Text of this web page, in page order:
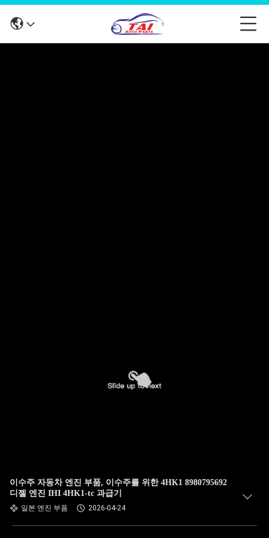
이수주 자동차 엔진 부품, 이수주를 위한 4HK1 8980795692
디젤 엔진 IHI 4HK1-tc 과급기
일본 엔진 부품 2026-04-24